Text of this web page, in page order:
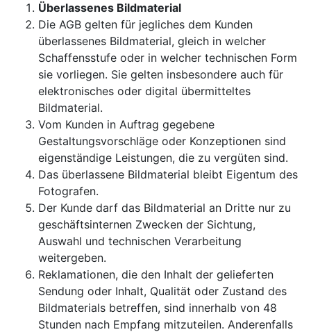
Überlassenes Bildmaterial
Die AGB gelten für jegliches dem Kunden
überlassenes Bildmaterial, gleich in welcher
Schaffensstufe oder in welcher technischen Form
sie vorliegen. Sie gelten insbesondere auch für
elektronisches oder digital übermitteltes
Bildmaterial.
Vom Kunden in Auftrag gegebene
Gestaltungsvorschläge oder Konzeptionen sind
eigenständige Leistungen, die zu vergüten sind.
Das überlassene Bildmaterial bleibt Eigentum des
Fotografen.
Der Kunde darf das Bildmaterial an Dritte nur zu
geschäftsinternen Zwecken der Sichtung,
Auswahl und technischen Verarbeitung
weitergeben.
Reklamationen, die den Inhalt der gelieferten
Sendung oder Inhalt, Qualität oder Zustand des
Bildmaterials betreffen, sind innerhalb von 48
Stunden nach Empfang mitzuteilen. Anderenfalls